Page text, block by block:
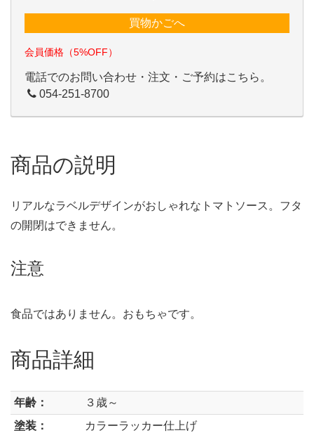
買物かごへ
会員価格（5%OFF）
電話でのお問い合わせ・注文・ご予約はこちら。
054-251-8700
商品の説明
リアルなラベルデザインがおしゃれなトマトソース。フタ
の開閉はできません。
注意
食品ではありません。おもちゃです。
商品詳細
年齢：
３歳～
塗装：
カラーラッカー仕上げ